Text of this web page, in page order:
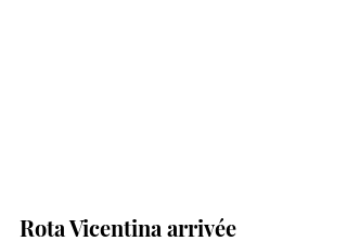
Rota Vicentina arrivée